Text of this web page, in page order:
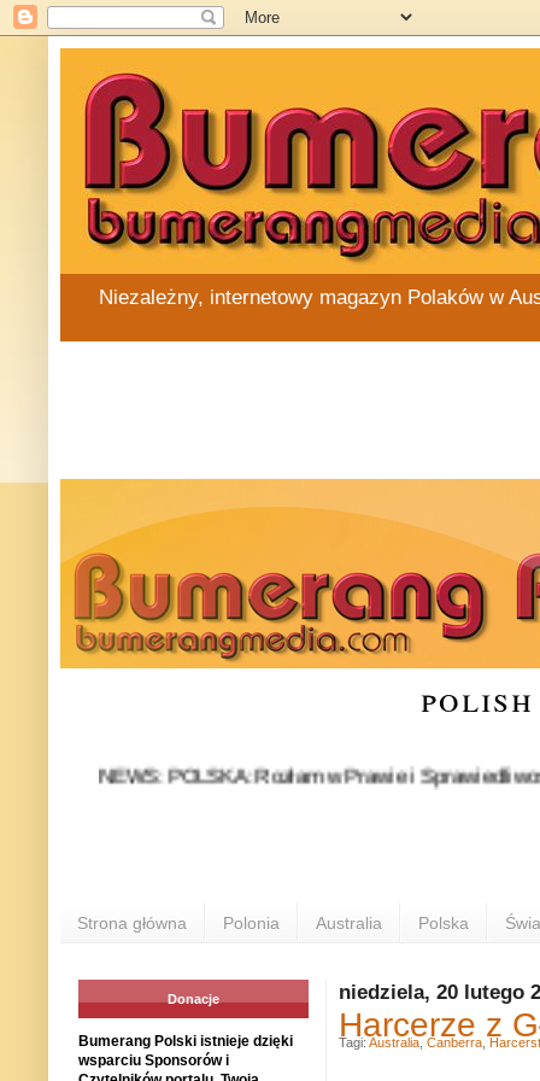
Niezależny, internetowy magazyn Polaków w
NEWS: POLSKA: Rozłam w Prawie i Sprawiedliwości
Strona główna Polonia Australia Polska
niedziela, 20 lutego
Harcerze z
Tagi: Australia Canberra
Donacje
Bumerang Polski istnieje dzięki
wsparciu Sponsorów i